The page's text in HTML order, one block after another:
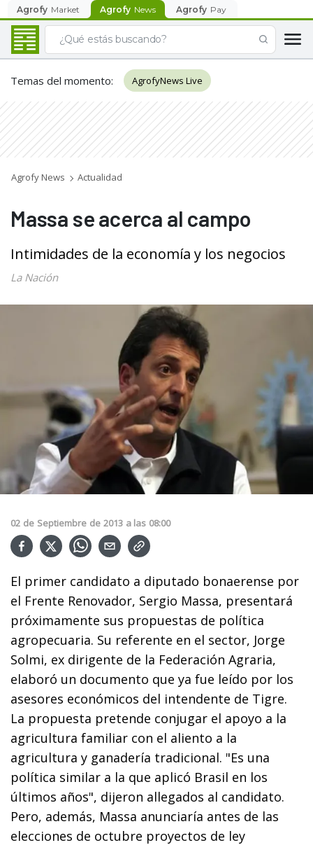
Agrofy Market Agrofy News Agrofy Pay
Temas del momento: AgrofyNews Live
Agrofy News Actualidad
Massa se acerca al campo
Intimidades de la economía y los negocios
La Nación
02 de Septiembre de 2013 a las 08:00
El primer candidato a diputado bonaerense por
el Frente Renovador, Sergio Massa, presentará
próximamente sus propuestas de política
agropecuaria. Su referente en el sector, Jorge
Solmi, ex dirigente de la Federación Agraria,
elaboró un documento que ya fue leído por los
asesores económicos del intendente de Tigre.
La propuesta pretende conjugar el apoyo a la
agricultura familiar con el aliento a la
agricultura y ganadería tradicional. "Es una
política similar a la que aplicó Brasil en los
últimos años", dijeron allegados al candidato.
Pero, además, Massa anunciaría antes de las
elecciones de octubre proyectos de ley